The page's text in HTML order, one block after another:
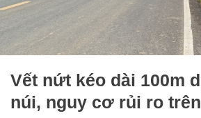
Vết nứt kéo dài 100m
núi, nguy cơ rủi ro